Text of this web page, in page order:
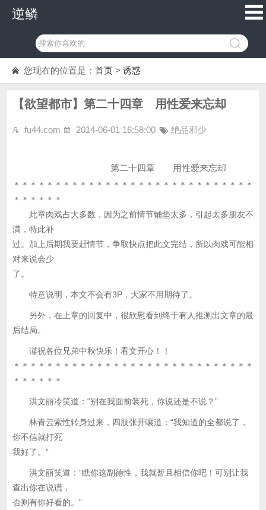
逆鳞
您现在的位置是： 首页 > 诱惑
【欲望都市】第二十四章 用性爱来忘却
fu44.com 2014-06-01 16:58:00 绝品邪少
第二十四章 用性爱来忘却
＊＊＊＊＊＊＊＊＊＊＊＊＊＊＊＊＊＊＊＊＊＊＊＊＊＊＊＊＊
＊＊＊＊＊＊
此章肉戏占大多数，因为之前情节铺垫太多，引起太多朋友不
满，特此补
过。加上后期我要赶情节，争取快点把此文完结，所以肉戏可能相
对来说会少
了。
特意说明，本文不会有3P，大家不用期待了。
另外，在上章的回复中，很欣慰看到终于有人推测出文章的最
后结局。
谨祝各位兄弟中秋快乐！看文开心！！
＊＊＊＊＊＊＊＊＊＊＊＊＊＊＊＊＊＊＊＊＊＊＊＊＊＊＊＊＊
＊＊＊＊＊＊
洪文丽冷笑道：“别在我面前装死，你说还是不说？”
林青云索性转身过来，四肢张开嚷道：“我知道的全都说了，
你不信就打死
我好了。”
洪文丽笑道：“瞧你这副德性，我就暂且相信你吧！可别让我
查出你在说谎，
否则有你好看的。”